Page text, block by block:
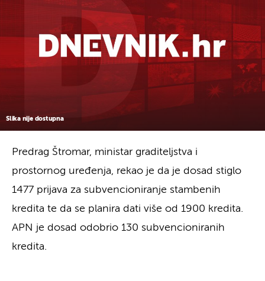
Slika nije dostupna
Predrag Štromar, ministar graditeljstva i
prostornog uređenja, rekao je da je dosad stiglo
1477 prijava za subvencioniranje stambenih
kredita te da se planira dati više od 1900 kredita.
APN je dosad odobrio 130 subvencioniranih
kredita.